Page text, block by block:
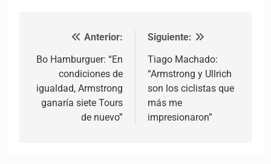
Navegación de entradas
Anterior:
Bo Hamburguer: “En
condiciones de
igualdad, Armstrong
ganaría siete Tours
de nuevo”
Siguiente:
Tiago Machado:
“Armstrong y Ullrich
son los ciclistas que
más me
impresionaron”